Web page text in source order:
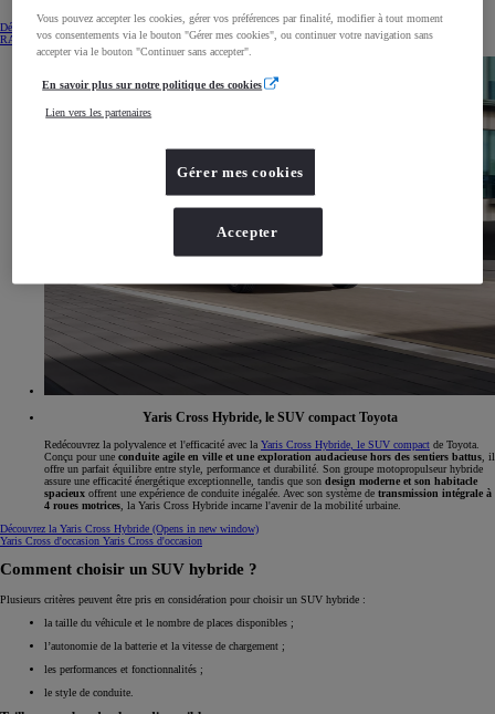
Découvrez le Toyota RAV4 hybride rechargeable
(Opens in new window)
RAV4 Hybride Rechargeable d'occasionRAV4 Hybride Rechargeable d'occasion
Yaris Cross Hybride, le SUV compact Toyota
Redécouvrez la polyvalence et l'efficacité avec la Yaris Cross Hybride, le SUV compact de Toyota.
Conçu pour une conduite agile en ville et une exploration audacieuse hors des sentiers battus , il
offre un parfait équilibre entre style, performance et durabilité. Son groupe motopropulseur hybride
assure une efficacité énergétique exceptionnelle, tandis que son design moderne et son habitacle
spacieux offrent une expérience de conduite inégalée. Avec son système de transmission intégrale à
4 roues motrices , la Yaris Cross Hybride incarne l'avenir de la mobilité urbaine.
Découvrez la Yaris Cross Hybride (Opens in new window)
Yaris Cross d'occasion Yaris Cross d'occasion
Comment choisir un SUV hybride ?
Plusieurs critères peuvent être pris en considération pour choisir un SUV hybride :
la taille du véhicule et le nombre de places disponibles ;
l’autonomie de la batterie et la vitesse de chargement ;
les performances et fonctionnalités ;
le style de conduite.
Vous pouvez accepter les cookies, gérer vos préférences par finalité, modifier à tout moment
vos consentements via le bouton "Gérer mes cookies", ou continuer votre navigation sans
accepter via le bouton "Continuer sans accepter".
En savoir plus sur notre politique des cookies
Lien vers les partenaires
Gérer mes cookies
Accepter